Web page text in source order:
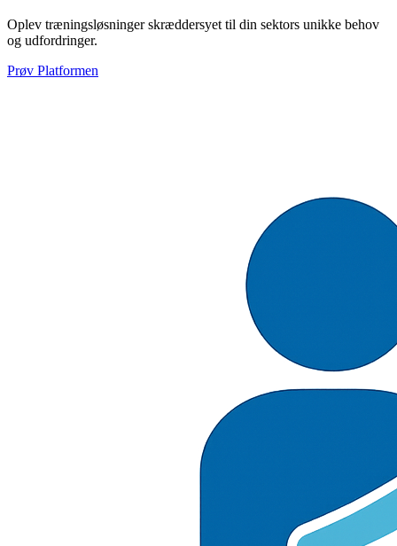
Oplev træningsløsninger skræddersyet til din sektors unikke behov
og udfordringer.
Prøv Platformen